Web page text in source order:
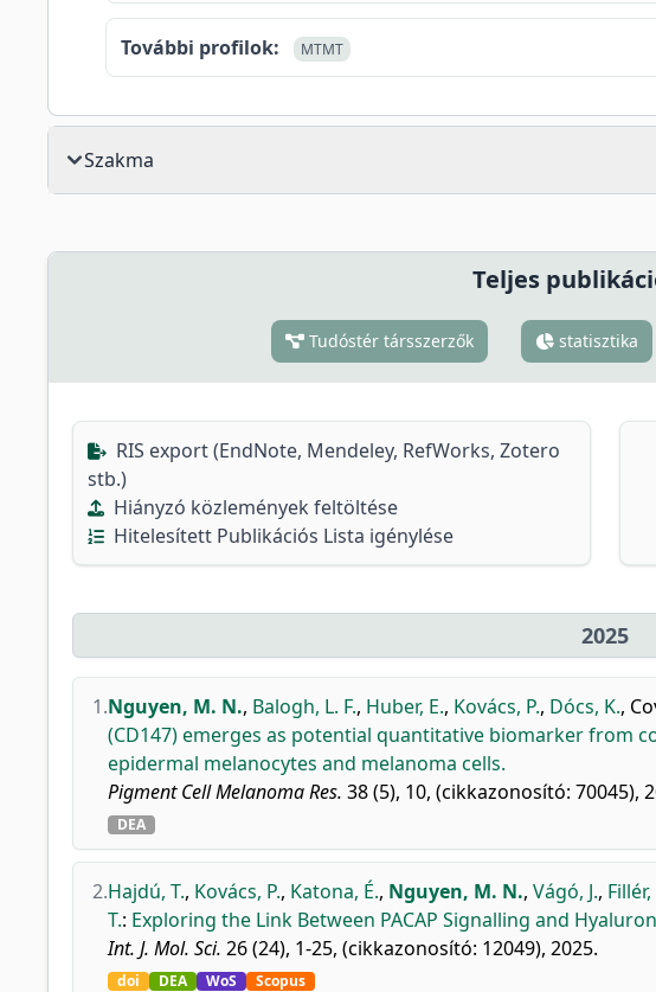
További profilok: MTMT
Szakma
Teljes
Tudóstér társszerzők statisztika
RIS export (EndNote, Mendeley, RefWorks, Zotero
stb.)
Hiányzó közlemények feltöltése
Hitelesített Publikációs Lista igénylése
2025
1.Nguyen, M. N., Balogh, L. F., Huber, E., Kovács, P., Dócs, K.,
(CD147) emerges as potential quantitative biomarker from
epidermal melanocytes and melanoma cells.
Pigment Cell Melanoma Res. 38 (5), 10, (cikkazonosító: 70045),
DEA
2.Hajdú, T., Kovács, P., Katona, É., Nguyen, M. N., Vágó, J., Fillér,
T.: Exploring the Link Between PACAP Signalling and
Int. J. Mol. Sci. 26 (24), 1-25, (cikkazonosító: 12049), 2025.
doi DEA WoS Scopus